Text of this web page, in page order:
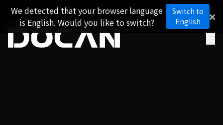
We detected that your browser language
is English. Would you like to switch?
Switch to
English